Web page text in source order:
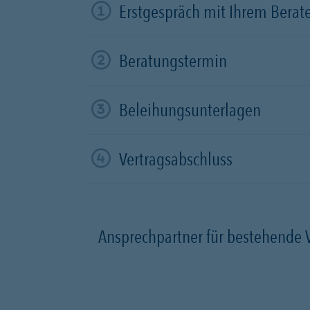
Erstgespräch mit Ihrem
Beratungstermin
Beleihungsunterlagen
Vertragsabschluss
Ansprechpartner für bestehende